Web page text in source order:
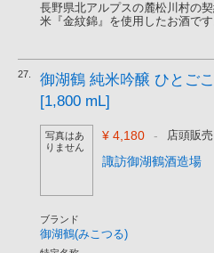
長野県北アルプスの麓松川村の
米『金紋錦』を使用したお酒で
27.
御湖鶴 純米吟醸 ひとご
[1,800 mL]
写真はあ
りません
¥ 4,180 - 店頭販売
諏訪御湖鶴酒造場
ブランド
御湖鶴(みこつる)